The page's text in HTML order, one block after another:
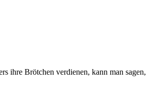
ihre Brötchen verdienen, kann man sagen,